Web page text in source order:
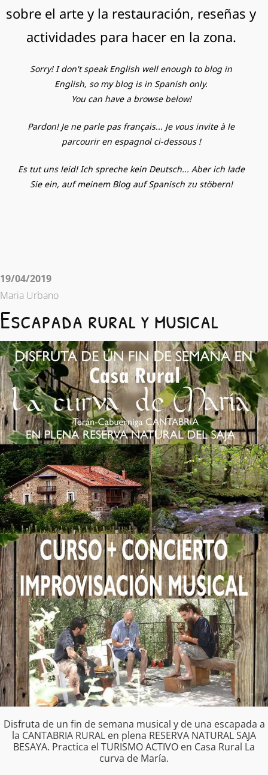
sobre el arte y la restauración, reseñas y
actividades para hacer en la zona.
Sorry! I don't speak English well enough to blog in
English, so my blog is in Spanish only.
You can have a browse below!
Pardon! Je ne parle pas français... Je vous invite à le
parcourir en espagnol ci-dessous !
Es tut uns leid! Ich spreche kein Deutsch... Aber ich lade
Sie ein, auf meinem Blog auf Spanisch zu stöbern!
19/04/2019
Maria Urbano
Escapada rural y musical
Disfruta de un fin de semana musical y de una escapada a
la CANTABRIA RURAL en plena RESERVA NATURAL SAJA
BESAYA. Practica el TURISMO ACTIVO en Casa Rural La
curva de María.